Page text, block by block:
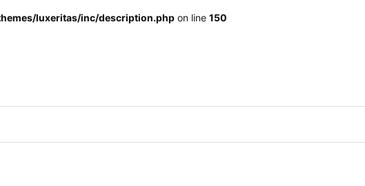
luxeritas/inc/description.php on line 150